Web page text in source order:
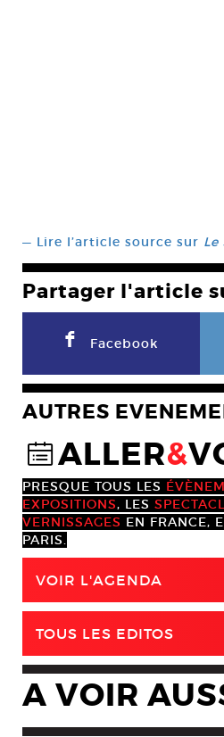
— Lire l’article source sur
Partager l'article
F Facebook
AUTRES
@ALLER&
PRESQUE TOUS LES
EXPOSITIONS, LES
VERNISSAGES EN FRANCE,
PARIS.
VOIR L'AGENDA
TOUS LES EDITOS
A VOIR